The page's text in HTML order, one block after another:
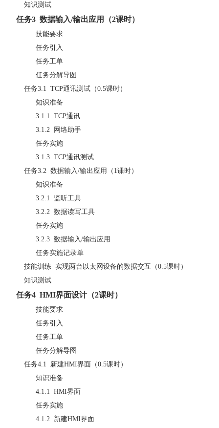
知识测试
任务3 数据输入/输出应用（2课时）
技能要求
任务引入
任务工单
任务分解导图
任务3.1 TCP通讯测试（0.5课时）
知识准备
3.1.1 TCP通讯
3.1.2 网络助手
任务实施
3.1.3 TCP通讯测试
任务3.2 数据输入/输出应用（1课时）
知识准备
3.2.1 监听工具
3.2.2 数据读写工具
任务实施
3.2.3 数据输入/输出应用
任务实施记录单
技能训练 实现两台以太网设备的数据交互（0.5课时）
知识测试
任务4 HMI界面设计（2课时）
技能要求
任务引入
任务工单
任务分解导图
任务4.1 新建HMI界面（0.5课时）
知识准备
4.1.1 HMI界面
任务实施
4.1.2 新建HMI界面